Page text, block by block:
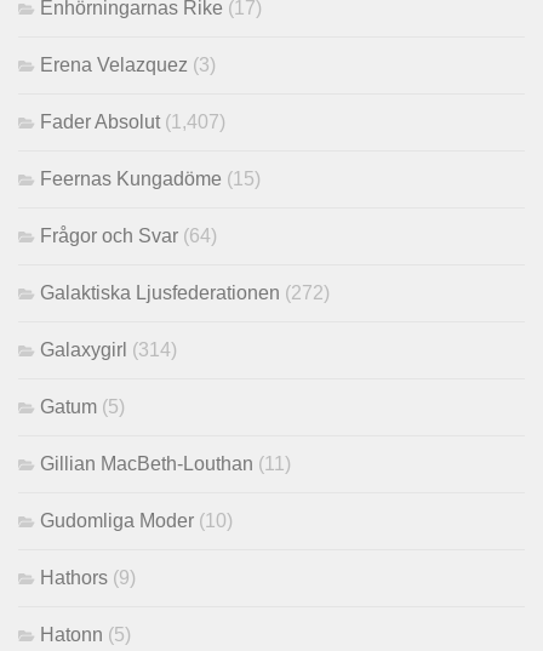
Enhörningarnas Rike (17)
Erena Velazquez (3)
Fader Absolut (1,407)
Feernas Kungadöme (15)
Frågor och Svar (64)
Galaktiska Ljusfederationen (272)
Galaxygirl (314)
Gatum (5)
Gillian MacBeth-Louthan (11)
Gudomliga Moder (10)
Hathors (9)
Hatonn (5)